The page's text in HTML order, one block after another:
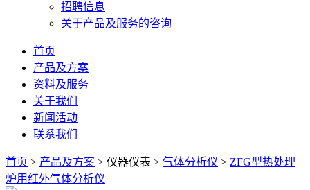
招聘信息
关于产品及服务的咨询
首页
产品及方案
资料及服务
关于我们
新闻活动
联系我们
首页 > 产品及方案 > 仪器仪表 > 气体分析仪 > ZFG型热处理
炉用红外气体分析仪